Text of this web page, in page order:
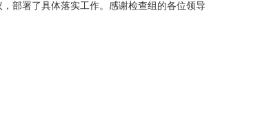
部署了具体落实工作。感谢检查组的各位领导